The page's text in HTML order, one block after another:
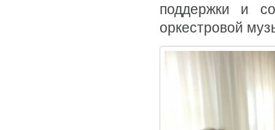
поддержки и
оркестровой